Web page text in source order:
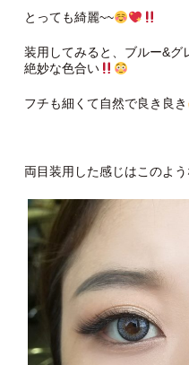
とっても綺麗~~
装用してみると、ブルー&グ
絶妙な色合い
フチも細くて自然で良き良き
両目装用した感じはこのよ